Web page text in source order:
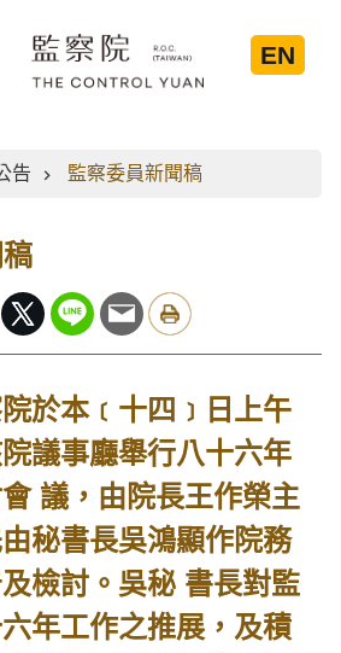
EN
告 監察委員新聞稿
本﹝十四﹞日上午
議事廳舉行八十六年
議，由院長王作榮主
秘書長吳鴻顯作院務
檢討。吳秘 書長對監
年工作之推展，及積